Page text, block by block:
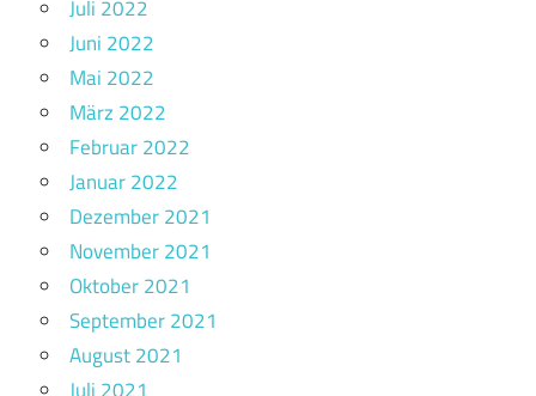
Juli 2022
Juni 2022
Mai 2022
März 2022
Februar 2022
Januar 2022
Dezember 2021
November 2021
Oktober 2021
September 2021
August 2021